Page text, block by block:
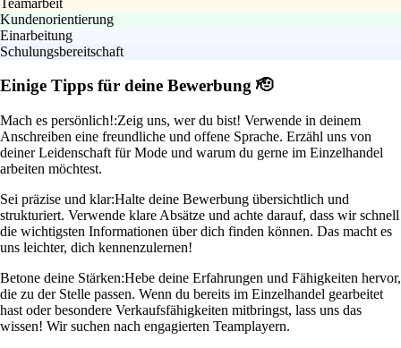
Kundenorientierung
Einarbeitung
Schulungsbereitschaft
Einige Tipps für deine Bewerbung 🫡
Mach es persönlich!:Zeig uns, wer du bist! Verwende in deinem
Anschreiben eine freundliche und offene Sprache. Erzähl uns von
deiner Leidenschaft für Mode und warum du gerne im Einzelhandel
arbeiten möchtest.
Sei präzise und klar:Halte deine Bewerbung übersichtlich und
strukturiert. Verwende klare Absätze und achte darauf, dass wir schnell
die wichtigsten Informationen über dich finden können. Das macht es
uns leichter, dich kennenzulernen!
Betone deine Stärken:Hebe deine Erfahrungen und Fähigkeiten hervor,
die zu der Stelle passen. Wenn du bereits im Einzelhandel gearbeitet
hast oder besondere Verkaufsfähigkeiten mitbringst, lass uns das
wissen! Wir suchen nach engagierten Teamplayern.